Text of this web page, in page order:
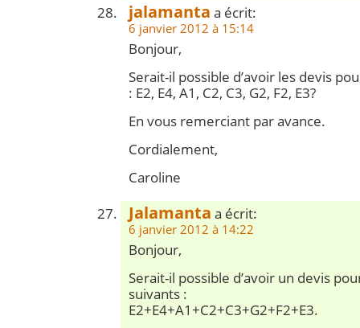
jalamanta a écrit:
6 janvier 2012 à 15:14
Bonjour,
Serait-il possible d’avoir les devis
: E2, E4, A1, C2, C3, G2, F2, E3?
En vous remerciant par avance.
Cordialement,
Caroline
Jalamanta a écrit:
6 janvier 2012 à 14:22
Bonjour,
Serait-il possible d’avoir un devis
suivants :
E2+E4+A1+C2+C3+G2+F2+E3.